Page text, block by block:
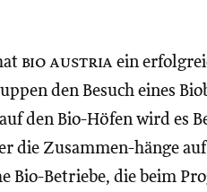
bio austria ein
den Besuch eines
den Bio-Höfen wird es
die Zusammen-hänge
Bio-Betriebe, die beim